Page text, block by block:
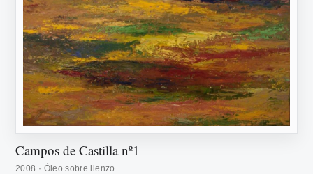
Campos de Castilla nº1
2008 · Óleo sobre lienzo